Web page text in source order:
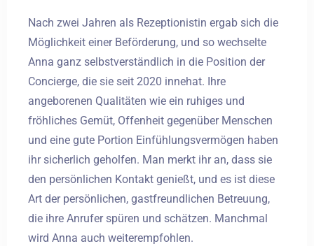
Nach zwei Jahren als Rezeptionistin ergab sich die
Möglichkeit einer Beförderung, und so wechselte
Anna ganz selbstverständlich in die Position der
Concierge, die sie seit 2020 innehat. Ihre
angeborenen Qualitäten wie ein ruhiges und
fröhliches Gemüt, Offenheit gegenüber Menschen
und eine gute Portion Einfühlungsvermögen haben
ihr sicherlich geholfen. Man merkt ihr an, dass sie
den persönlichen Kontakt genießt, und es ist diese
Art der persönlichen, gastfreundlichen Betreuung,
die ihre Anrufer spüren und schätzen. Manchmal
wird Anna auch weiterempfohlen.